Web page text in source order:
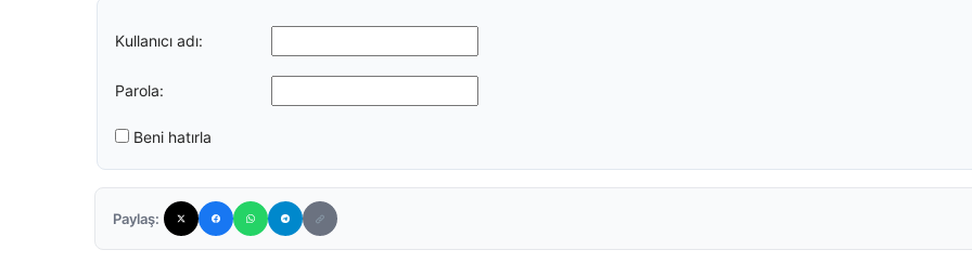
Kullanıcı adı:
Parola:
Beni hatırla
Paylaş: